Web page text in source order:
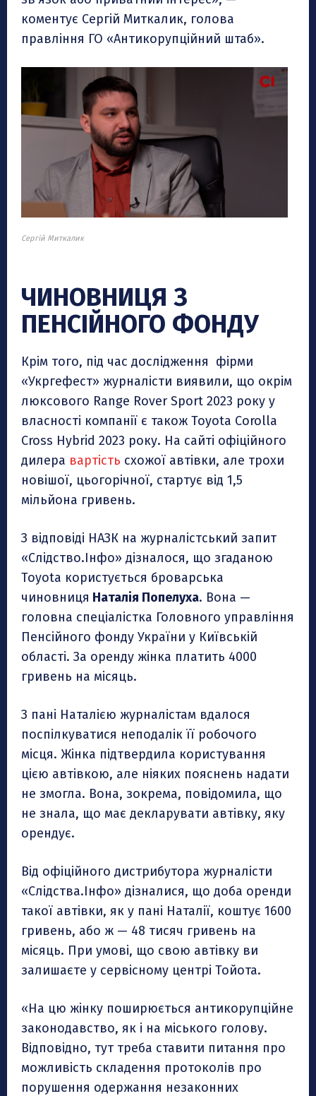
коментує Сергій Миткалик, голова
правління ГО «Антикорупційний штаб».
Сергій Миткалик
ЧИНОВНИЦЯ З
ПЕНСІЙНОГО ФОНДУ
Крім того, під час дослідження фірми
«Укргефест» журналісти виявили, що окрім
люксового Range Rover Sport 2023 року у
власності компанії є також Toyota Corolla
Cross Hybrid 2023 року. На сайті офіційного
дилера вартість схожої автівки, але трохи
новішої, цьогорічної, стартує від 1,5
мільйона гривень.
З відповіді НАЗК на журналістський запит
«Слідство.Інфо» дізналося, що згаданою
Toyota користується броварська
чиновниця Наталія Попелуха. Вона —
головна спеціалістка Головного управління
Пенсійного фонду України у Київській
області. За оренду жінка платить 4000
гривень на місяць.
З пані Наталією журналістам вдалося
поспілкуватися неподалік її робочого
місця. Жінка підтвердила користування
цією автівкою, але ніяких пояснень надати
не змогла. Вона, зокрема, повідомила, що
не знала, що має декларувати автівку, яку
орендує.
Від офіційного дистрибутора журналісти
«Слідства.Інфо» дізналися, що доба оренди
такої автівки, як у пані Наталії, коштує 1600
гривень, або ж — 48 тисяч гривень на
місяць. При умові, що свою автівку ви
залишаєте у сервісному центрі Тойота.
«На цю жінку поширюється антикорупційне
законодавство, як і на міського голову.
Відповідно, тут треба ставити питання про
можливість складення протоколів про
порушення одержання незаконних